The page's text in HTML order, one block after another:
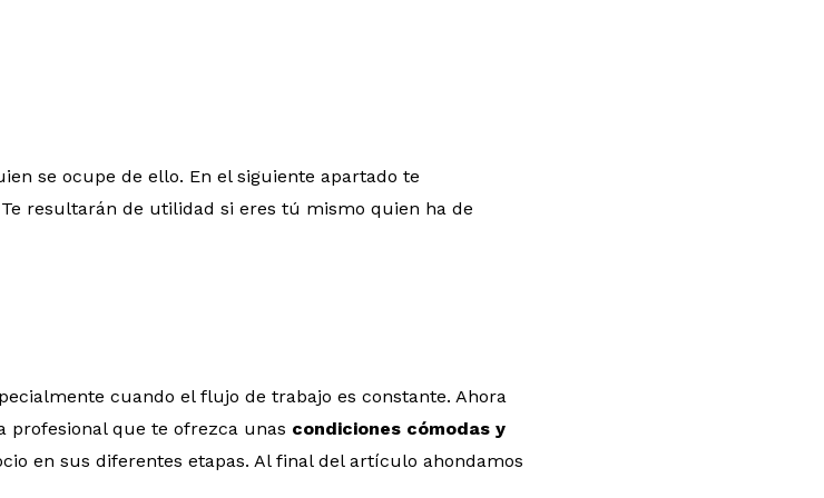
se ocupe de ello. En el siguiente apartado te
resultarán de utilidad si eres tú mismo quien ha de
cuando el flujo de trabajo es constante. Ahora
profesional que te ofrezca unas condiciones cómodas y
en sus diferentes etapas. Al final del artículo ahondamos